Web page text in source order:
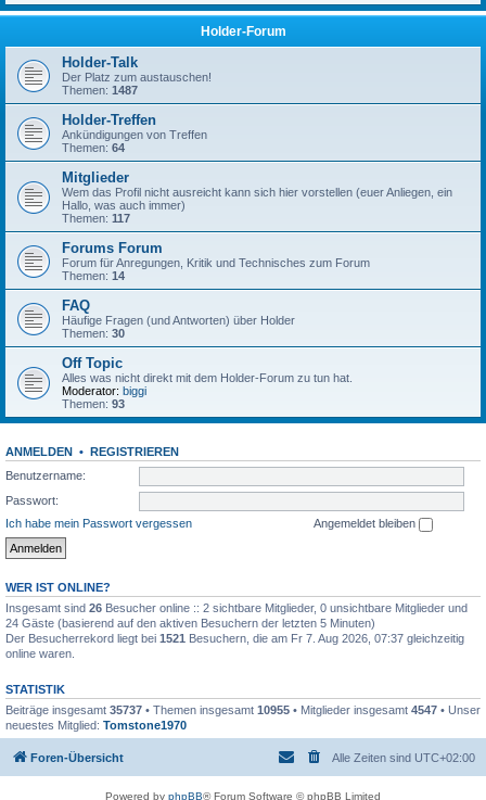
Holder-Forum
Holder-Talk
Der Platz zum austauschen!
Themen: 1487
Holder-Treffen
Ankündigungen von Treffen
Themen: 64
Mitglieder
Wem das Profil nicht ausreicht kann sich hier vorstellen (euer Anliegen, ein
Hallo, was auch immer)
Themen: 117
Forums Forum
Forum für Anregungen, Kritik und Technisches zum Forum
Themen: 14
FAQ
Häufige Fragen (und Antworten) über Holder
Themen: 30
Off Topic
Alles was nicht direkt mit dem Holder-Forum zu tun hat.
Moderator: biggi
Themen: 93
ANMELDEN • REGISTRIEREN
Benutzername:
Passwort:
Ich habe mein Passwort vergessen
Angemeldet bleiben
WER IST ONLINE?
Insgesamt sind 26 Besucher online :: 2 sichtbare Mitglieder, 0 unsichtbare Mitglieder und
24 Gäste (basierend auf den aktiven Besuchern der letzten 5 Minuten)
Der Besucherrekord liegt bei 1521 Besuchern, die am Fr 7. Aug 2026, 07:37 gleichzeitig
online waren.
STATISTIK
Beiträge insgesamt 35737 • Themen insgesamt 10955 • Mitglieder insgesamt 4547 • Unser
neuestes Mitglied: Tomstone1970
Foren-Übersicht Alle Zeiten sind UTC+02:00
Powered by phpBB® Forum Software © phpBB Limited